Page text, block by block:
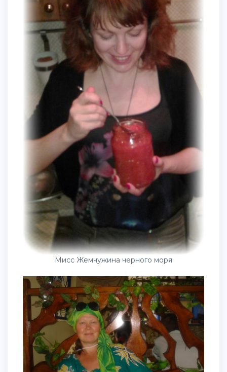
Мисс Жемчужина черного моря